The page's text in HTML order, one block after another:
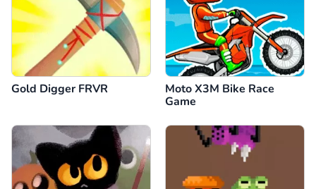
Gold Digger FRVR
Moto X3M Bike Race
Game